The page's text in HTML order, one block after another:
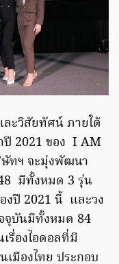
ะวิสัยทัศน์ ภายใต้
ปี 2021 ของ I AM
ทฯ จะมุ่งพัฒนา
มีทั้งหมด 3 รุ่น
งปี 2021 นี้ และวง
จุบันมีทั้งหมด 84
รื่องไอดอลที่มี
มืองไทย ประกอบ